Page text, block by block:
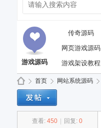
游戏源码
传奇源码
网页游戏源码
游戏架设教程
首页
›
网站系统源码
查看: 450 回复: 0